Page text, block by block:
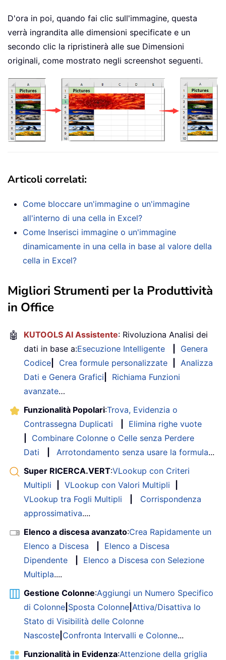
D'ora in poi, quando fai clic sull'immagine, questa
verrà ingrandita alle dimensioni specificate e un
secondo clic la ripristinerà alle sue Dimensioni
originali, come mostrato negli screenshot seguenti.
Articoli correlati:
Come bloccare un'immagine o un'immagine
all'interno di una cella in Excel?
Come Inserisci immagine o un'immagine
dinamicamente in una cella in base al valore della
cella in Excel?
Migliori Strumenti per la Produttività
in Office
🤖 KUTOOLS AI Assistente: Rivoluziona Analisi dei
dati in base a:Esecuzione Intelligente
Genera
Codice
Crea formule personalizzate
Analizza
Dati e Genera Grafici
Richiama Funzioni
avanzate…
Funzionalità Popolari:Trova, Evidenzia o
Contrassegna Duplicati
Elimina righe vuote
Combinare Colonne o Celle senza Perdere
Dati
Arrotondamento senza usare la formula...
Super RICERCA.VERT:VLookup con Criteri
Multipli
VLookup con Valori Multipli
VLookup tra Fogli Multipli
Corrispondenza
approssimativa....
Elenco a discesa avanzato:Crea Rapidamente un
Elenco a Discesa
Elenco a Discesa
Dipendente
Elenco a Discesa con Selezione
Multipla....
Gestione Colonne:Aggiungi un Numero Specifico
di Colonne Sposta Colonne Attiva/Disattiva lo
Stato di Visibilità delle Colonne
Nascoste Confronta Intervalli e Colonne...
Funzionalità in Evidenza:Attenzione della griglia